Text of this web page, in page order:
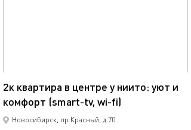
2к квартира в центре у ниито: уют и
комфорт (smart-tv, wi-fi)
Новосибирск, пр.Красный, д.70